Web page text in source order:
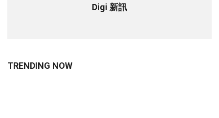
Digi 新訊
TRENDING NOW